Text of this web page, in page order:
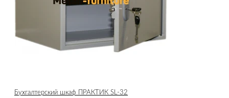
Бухгалтерский шкаф ПРАКТИК SL-32